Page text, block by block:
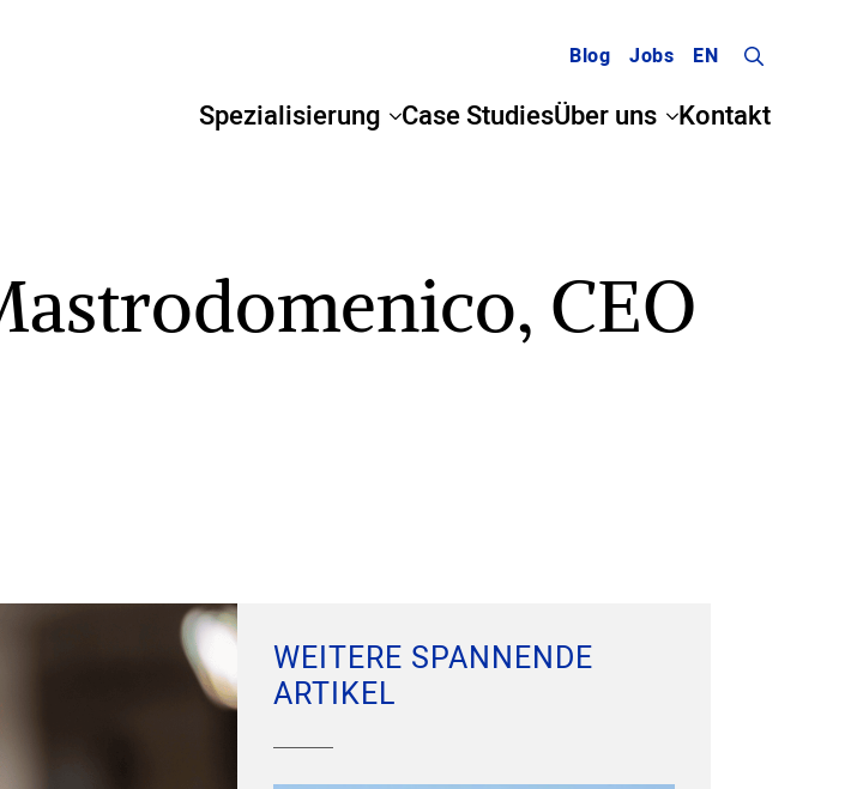
Blog Jobs EN
for:
Spezialisierung Case StudiesÜber uns Kontakt
CEO
WEITERE SPANNENDE
ARTIKEL